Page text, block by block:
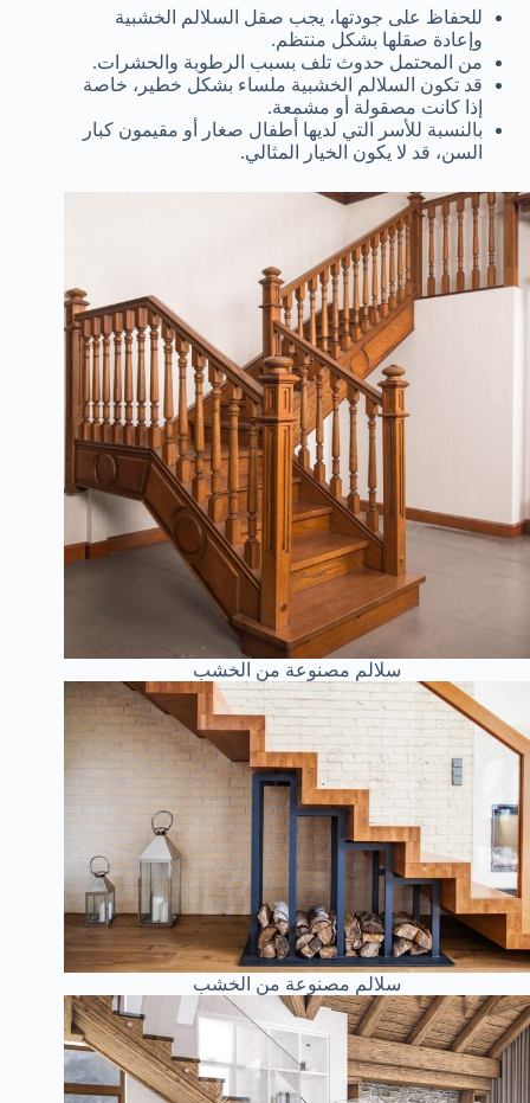
للحفاظ على جودتها، يجب صقل السلالم الخشبية
وإعادة صقلها بشكل منتظم.
من المحتمل حدوث تلف بسبب الرطوبة والحشرات.
قد تكون السلالم الخشبية ملساء بشكل خطير، خاصة
إذا كانت مصقولة أو مشمعة.
بالنسبة للأسر التي لديها أطفال صغار أو مقيمون كبار
السن، قد لا يكون الخيار المثالي.
سلالم مصنوعة من الخشب
سلالم مصنوعة من الخشب